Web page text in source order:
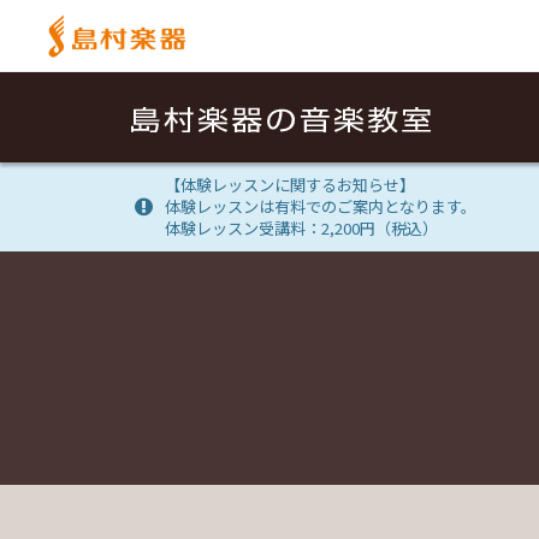
【体験レッスンに関するお知らせ】
体験レッスンは有料でのご案内となります。
体験レッスン受講料：2,200円（税込）